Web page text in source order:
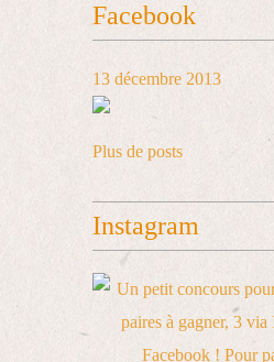
Facebook
13 décembre 2013
Plus de posts
Instagram